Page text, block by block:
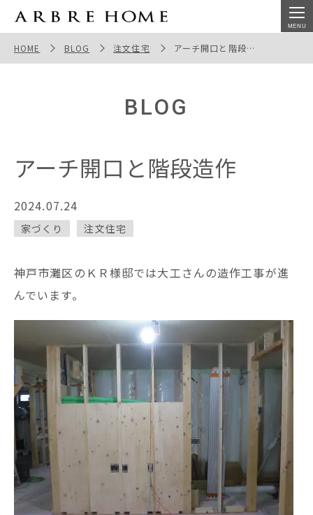
アーチ開口と階段造作
HOME BLOG 注文住宅 アーチ開口と階段造作
BLOG
アーチ開口と階段造作
2024.07.24
家づくり 注文住宅
神戸市灘区のＫＲ様邸では大工さんの造作工事が進
んでいます。